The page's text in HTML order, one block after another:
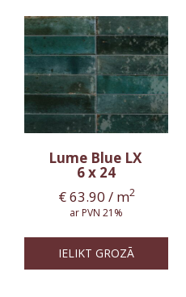
Lume Blue LX
6 x 24
€63.90 / m2
ar PVN 21%
IELIKT GROZĀ